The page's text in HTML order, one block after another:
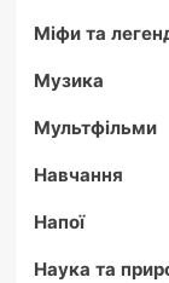
Міфи та
Музика
Мультфільми
Навчання
Напої
Наука та